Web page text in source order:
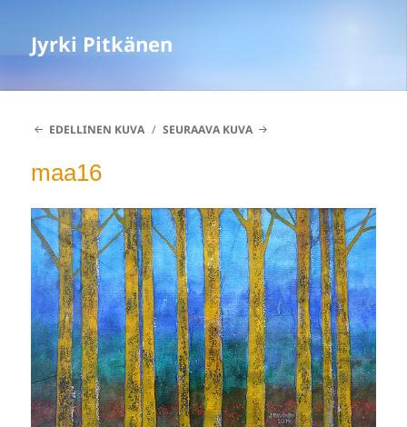
Jyrki Pitkänen
EDELLINEN KUVA SEURAAVA KUVA
maa16